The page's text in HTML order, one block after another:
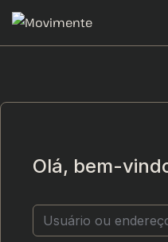
Olá, bem-